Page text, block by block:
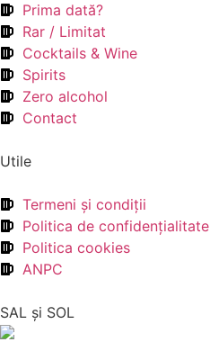
Prima dată?
Rar / Limitat
Cocktails & Wine
Spirits
Zero alcohol
Contact
Utile
Termeni şi condiţii
Politica de confidenţialitate
Politica cookies
ANPC
SAL şi SOL